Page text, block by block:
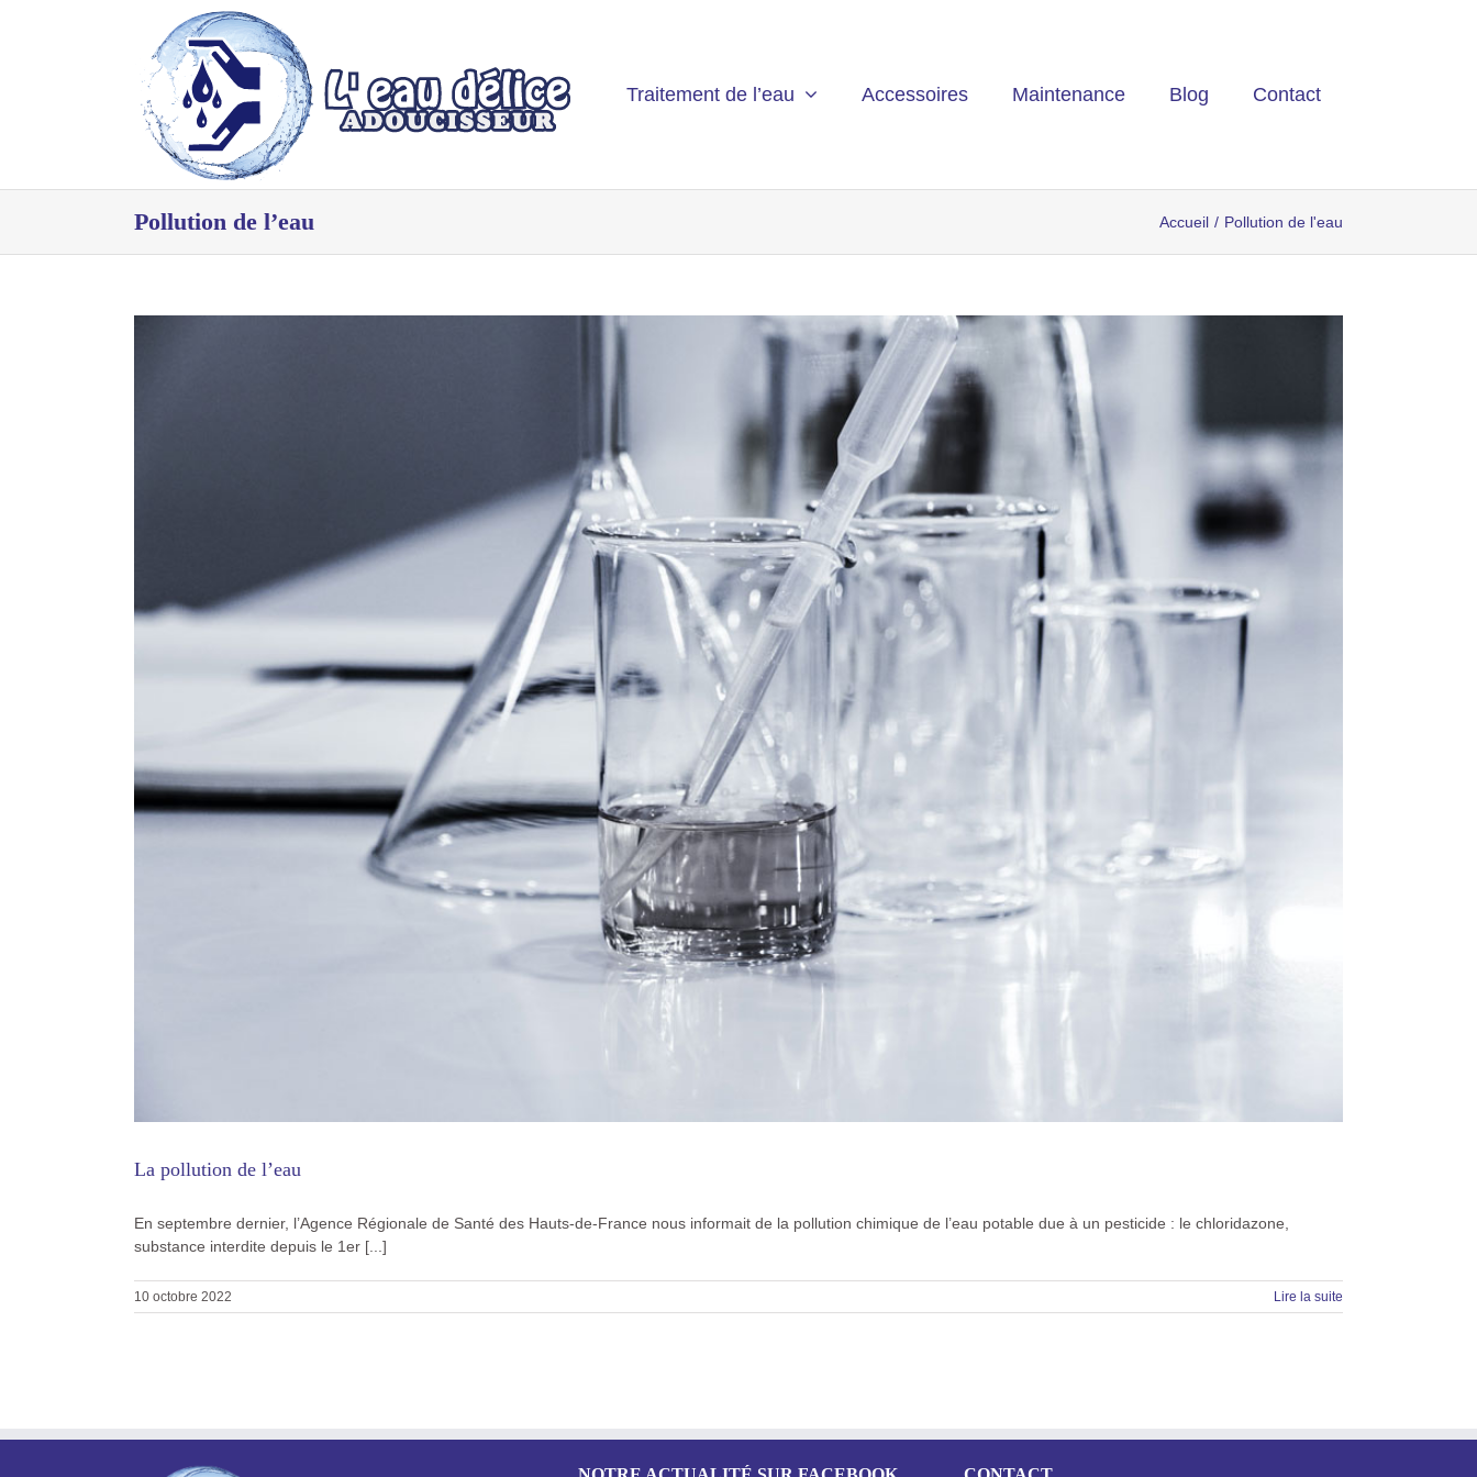
Traitement de l’eau Accessoires Maintenance Blog Contact
Pollution de l’eau Accueil / Pollution de l'eau
La pollution de l’eau
En septembre dernier, l’Agence Régionale de Santé des Hauts-de-France nous informait de la pollution chimique de l’eau potable due à un pesticide : le chloridazone,
substance interdite depuis le 1er [...]
10 octobre 2022 Lire la suite